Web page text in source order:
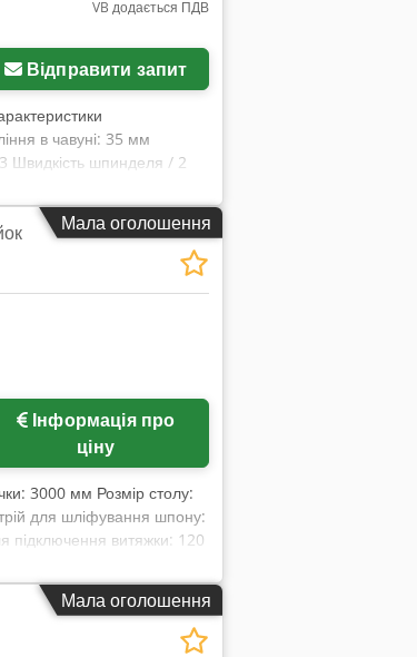
для нарізання різьби •
шкала • Експлуатаційний
VB додається ПДВ
Відправити запит
в чавуні: 35 мм
Швидкість шпинделя / 2
280 мм Відстань
пінолі: 125 мм Діаметр
основної плити: 340 x 330
розміри (Ш x Г x В):
B 16 • Перехідна втулка
рідини Chjdpfsgd H
Автоматичний викидач
Tellus 46 • Висотна
Мала оголошення
ціну
3000 мм Розмір столу:
для шліфування шпону:
підключення витяжки: 120
Вага: 330 кг
Мала оголошення